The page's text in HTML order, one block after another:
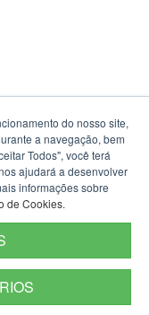
do nosso site,
a navegação, bem
Todos", você terá
ajudará a desenvolver
informações sobre
de Cookies.